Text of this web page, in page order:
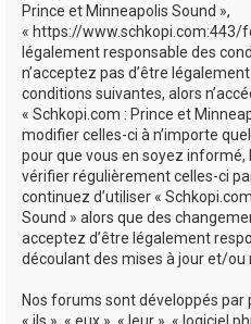
Prince et Minneapolis Sound »,
« https://www.schkopi.com:443/
légalement responsable des
n’acceptez pas d’être
conditions suivantes, alors
« Schkopi.com : Prince et
modifier celles-ci à n’importe
pour que vous en soyez informé,
vérifier régulièrement celles-ci
continuez d’utiliser «
Sound » alors que des
acceptez d’être légalement
découlant des mises à jour et/ou
Nos forums sont développés par
« ils », « eux », « leur », « logiciel